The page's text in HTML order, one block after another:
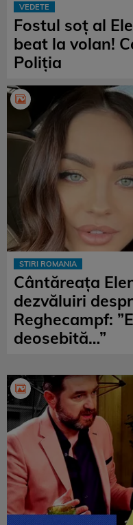
VEDETE
Fostul soț al
beat la volan!
Poliția
STIRI ROMANIA
Cântăreața
dezvăluiri
Reghecampf:
deosebită…”